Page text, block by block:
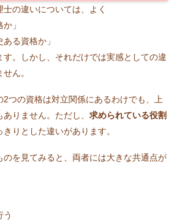
の違いについては、よく
」
る資格か」
す。しかし、それだけでは実感としての違
ん。
つの資格は対立関係にあるわけでも、上
りません。ただし、 求められている役割
りとした違いがあります。
のを見てみると、両者には大きな共通点が
う